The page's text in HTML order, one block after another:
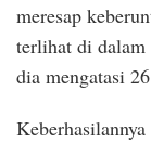
meresap
terlihat di dalam
dia mengatasi